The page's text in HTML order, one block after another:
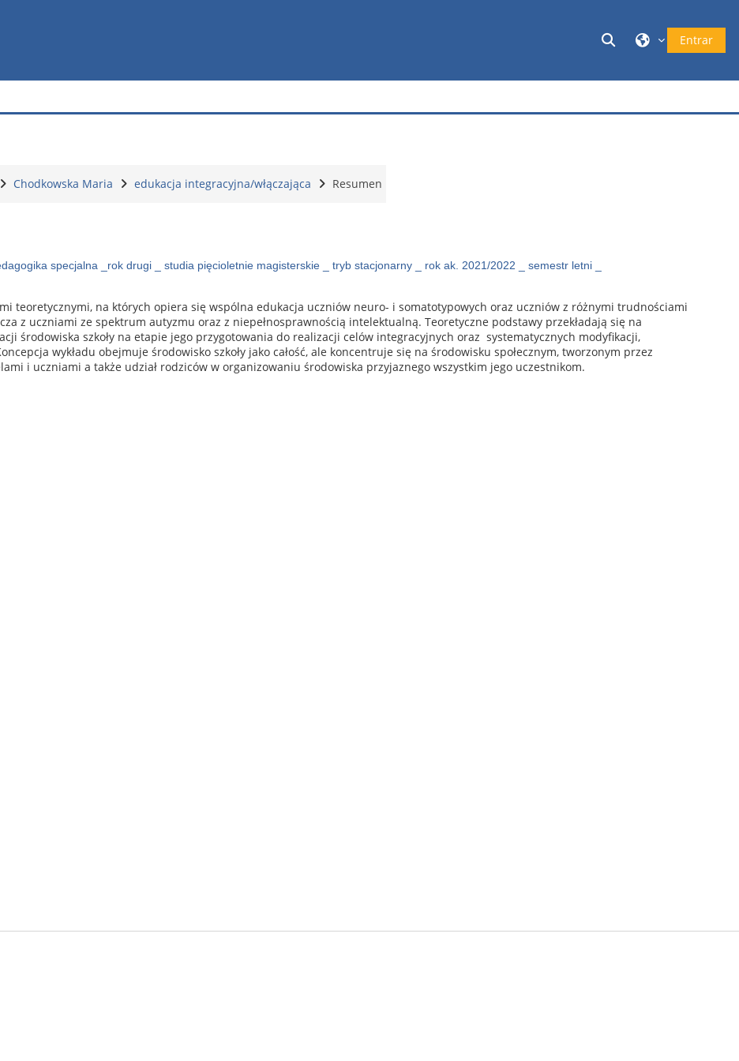
Selector deEntrar
Chodkowska Maria edukacja integracyjna/włączająca Resumen
specjalna _rok drugi _ studia pięcioletnie magisterskie _ tryb stacjonarny _ rok ak. 2021/2022 _ semestr letni _
teoretycznymi, na których opiera się wspólna edukacja uczniów neuro- i somatotypowych oraz uczniów z różnymi trudnościami
z uczniami ze spektrum autyzmu oraz z niepełnosprawnością intelektualną. Teoretyczne podstawy przekładają się na
środowiska szkoły na etapie jego przygotowania do realizacji celów integracyjnych oraz systematycznych modyfikacji,
wykładu obejmuje środowisko szkoły jako całość, ale koncentruje się na środowisku społecznym, tworzonym przez
i uczniami a także udział rodziców w organizowaniu środowiska przyjaznego wszystkim jego uczestnikom.